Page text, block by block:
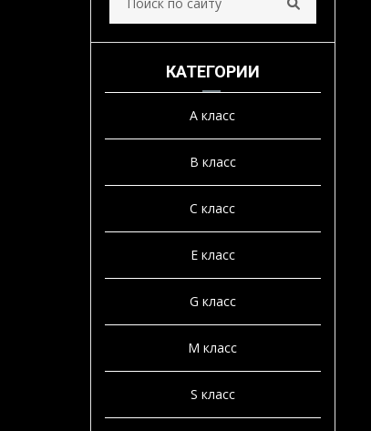
КАТЕГОРИИ
A класс
B класс
C класс
E класс
G класс
M класс
S класс